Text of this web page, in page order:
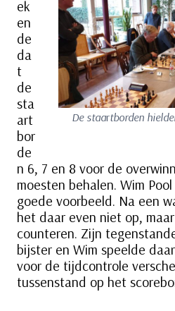
De staartborden
ek
en
de
da
t
de
sta
art
bor
de
n 6, 7 en 8 voor de
moesten behalen. Wim
goede voorbeeld. Na een
het daar even niet op,
counteren. Zijn
bijster en Wim speelde
voor de tijdcontrole
tussenstand op het